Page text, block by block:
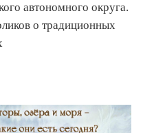
автономного округа.
о традиционных